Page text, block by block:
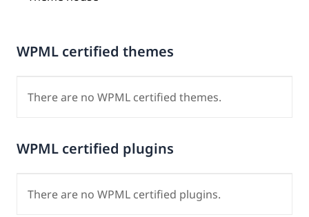
WPML certified themes
There are no WPML certified themes.
WPML certified plugins
There are no WPML certified plugins.